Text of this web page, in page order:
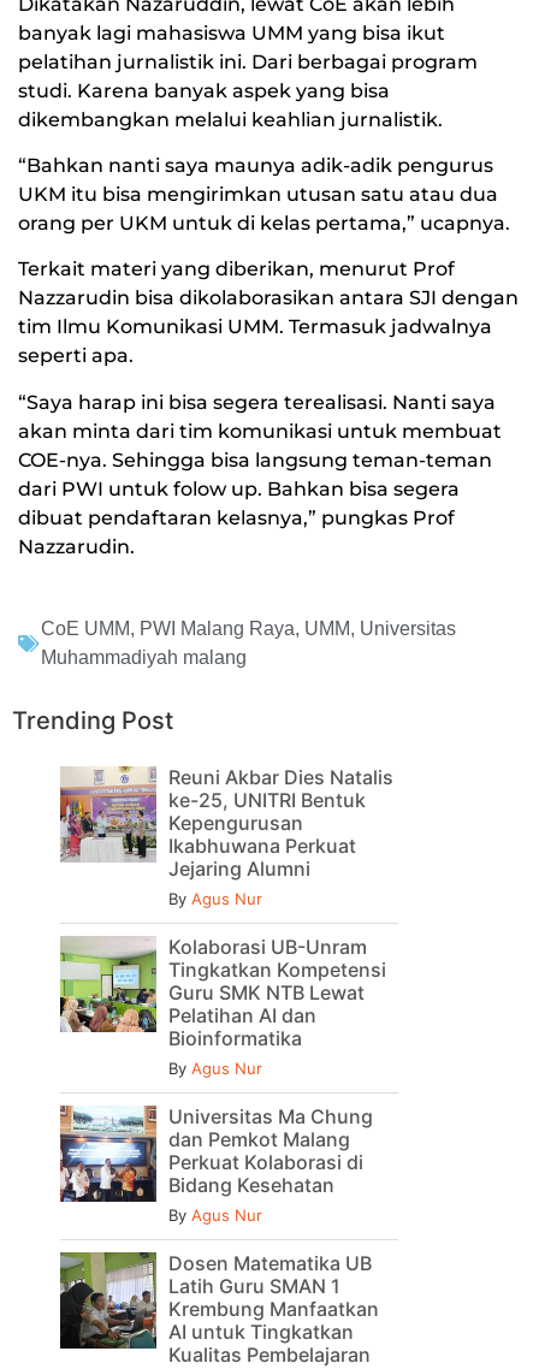
banyak lagi mahasiswa UMM yang bisa ikut
pelatihan jurnalistik ini. Dari berbagai program
studi. Karena banyak aspek yang bisa
dikembangkan melalui keahlian jurnalistik.
“Bahkan nanti saya maunya adik-adik pengurus
UKM itu bisa mengirimkan utusan satu atau dua
orang per UKM untuk di kelas pertama,” ucapnya.
Terkait materi yang diberikan, menurut Prof
Nazzarudin bisa dikolaborasikan antara SJI dengan
tim Ilmu Komunikasi UMM. Termasuk jadwalnya
seperti apa.
“Saya harap ini bisa segera terealisasi. Nanti saya
akan minta dari tim komunikasi untuk membuat
COE-nya. Sehingga bisa langsung teman-teman
dari PWI untuk folow up. Bahkan bisa segera
dibuat pendaftaran kelasnya,” pungkas Prof
Nazzarudin.
CoE UMM, PWI Malang Raya, UMM, Universitas
Muhammadiyah malang
Trending Post
Reuni Akbar Dies Natalis
ke-25, UNITRI Bentuk
Kepengurusan
Ikabhuwana Perkuat
Jejaring Alumni
By Agus Nur
Kolaborasi UB-Unram
Tingkatkan Kompetensi
Guru SMK NTB Lewat
Pelatihan AI dan
Bioinformatika
By Agus Nur
Universitas Ma Chung
dan Pemkot Malang
Perkuat Kolaborasi di
Bidang Kesehatan
By Agus Nur
Dosen Matematika UB
Latih Guru SMAN 1
Krembung Manfaatkan
AI untuk Tingkatkan
Kualitas Pembelajaran